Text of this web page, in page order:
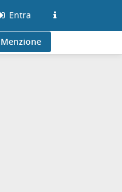
Entra
Menzione